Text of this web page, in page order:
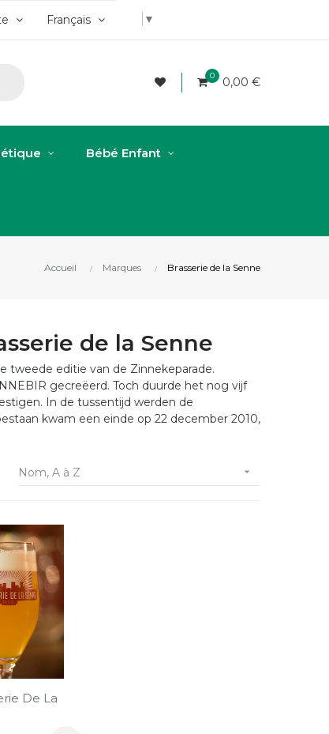
Français ▼
0 0,00 €
Bébé Enfant
Accueil Marques Brasserie de la Senne
de la Senne
tweede editie van de Zinnekeparade.
gecreëerd. Toch duurde het nog vijf
In de tussentijd werden de
kwam een einde op 22 december 2010,
Nom, A à Z 
De La